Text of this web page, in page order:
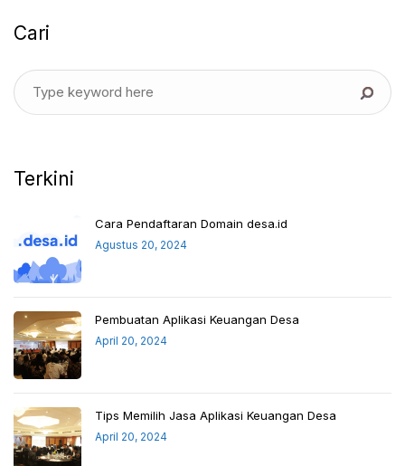
Cari
Terkini
Cara Pendaftaran Domain desa.id
Agustus 20, 2024
Pembuatan Aplikasi Keuangan Desa
April 20, 2024
Tips Memilih Jasa Aplikasi Keuangan Desa
April 20, 2024